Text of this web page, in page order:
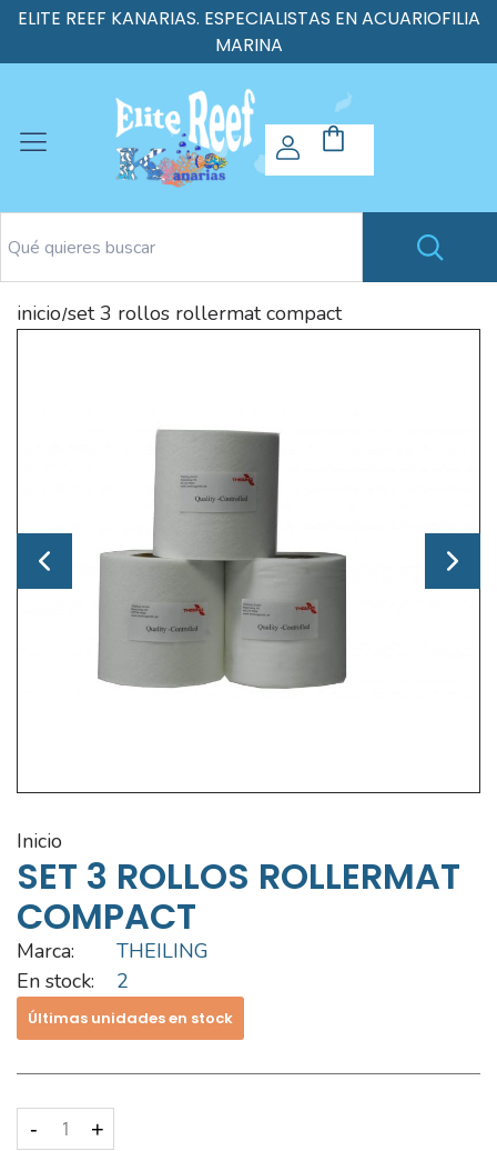
ELITE REEF KANARIAS. ESPECIALISTAS EN ACUARIOFILIA
MARINA
inicio/set 3 rollos rollermat compact
inicio
SET 3 ROLLOS ROLLERMAT
COMPACT
Marca:
THEILING
En stock:
2
Últimas unidades en stock
- +